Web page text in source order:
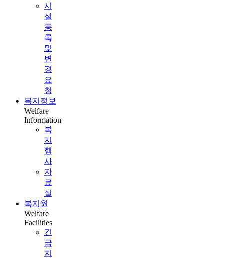
시
설
등
록
및
변
경
요
청
복지정보
Welfare
Information
복
지
행
사
자
료
실
복지원
Welfare
Facilities
긴
급
지